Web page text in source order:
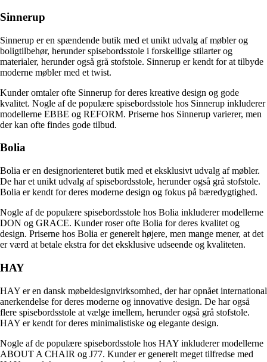
Sinnerup
Sinnerup er en spændende butik med et unikt udvalg af møbler og
boligtilbehør, herunder spisebordsstole i forskellige stilarter og
materialer, herunder også grå stofstole. Sinnerup er kendt for at tilbyde
moderne møbler med et twist.
Kunder omtaler ofte Sinnerup for deres kreative design og gode
kvalitet. Nogle af de populære spisebordsstole hos Sinnerup inkluderer
modellerne EBBE og REFORM. Priserne hos Sinnerup varierer, men
der kan ofte findes gode tilbud.
Bolia
Bolia er en designorienteret butik med et eksklusivt udvalg af møbler.
De har et unikt udvalg af spisebordsstole, herunder også grå stofstole.
Bolia er kendt for deres moderne design og fokus på bæredygtighed.
Nogle af de populære spisebordsstole hos Bolia inkluderer modellerne
DON og GRACE. Kunder roser ofte Bolia for deres kvalitet og
design. Priserne hos Bolia er generelt højere, men mange mener, at det
er værd at betale ekstra for det eksklusive udseende og kvaliteten.
HAY
HAY er en dansk møbeldesignvirksomhed, der har opnået international
anerkendelse for deres moderne og innovative design. De har også
flere spisebordsstole at vælge imellem, herunder også grå stofstole.
HAY er kendt for deres minimalistiske og elegante design.
Nogle af de populære spisebordsstole hos HAY inkluderer modellerne
ABOUT A CHAIR og J77. Kunder er generelt meget tilfredse med